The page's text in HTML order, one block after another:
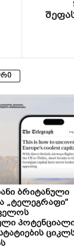
ბრიტანული
„ტელეგრაფი“